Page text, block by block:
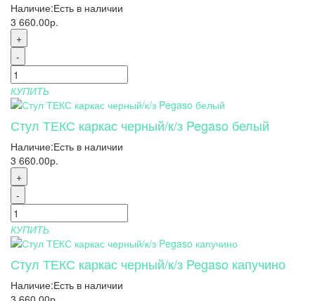
Наличие:Есть в наличии
3 660.00р.
+
-
КУПИТЬ
Стул ТЕКС каркас черный/к/з Pegaso белый
Наличие:Есть в наличии
3 660.00р.
+
-
КУПИТЬ
Стул ТЕКС каркас черный/к/з Pegaso капучино
Наличие:Есть в наличии